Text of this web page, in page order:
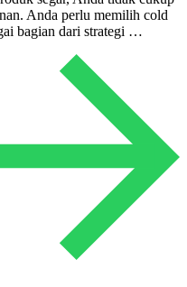
Anda perlu memilih cold
bagian dari strategi …